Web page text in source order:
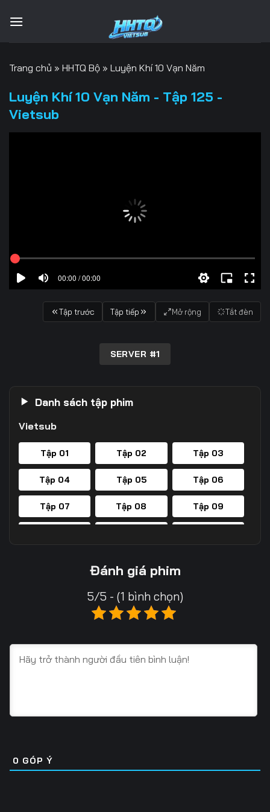
qua
Trang chủ » HHTQ Bộ » Luyện Khí 10 Vạn Năm
Luyện Khí 10 Vạn Năm - Tập 125 -
Vietsub
00:00 / 00:00
Tập trước Tập tiếp Mở rộng Tắt đèn
SERVER #1
Danh sách tập phim
Vietsub
Tập 01 Tập 02 Tập 03
Tập 04 Tập 05 Tập 06
Tập 07 Tập 08 Tập 09
Tập 20
Tập 25 Tập 26
Tập 31 Tập 32 Tập 33
Tập 37 Tập 38 Tập 39
Đánh giá phim
5/5 - (1 bình chọn)
0 GÓP Ý